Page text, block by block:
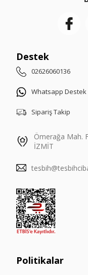
Destek
02626060136
Whatsapp Destek
Sipariş Takip
Ömerağa Mah.
İZMİT
Politikalar